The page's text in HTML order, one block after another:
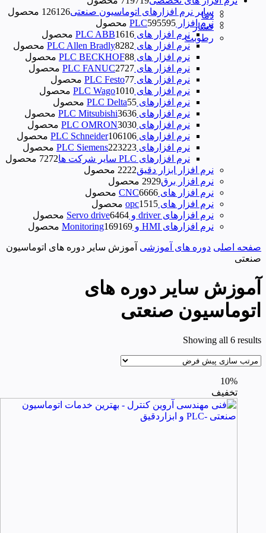
دما
فشار
رطوبت
سایر نرم افزارهای اتوماسیون صنعتی
126126 محصول
نرم افزار PLC
595595 محصول
نرم افزار های PLC ABB
1616 محصول
نرم افزار های PLC Allen Bradly
8282 محصول
نرم افزار های PLC BECKHOF
88 محصول
نرم افزار های PLC FANUC
2727 محصول
نرم افزار های PLC Festo
77 محصول
نرم افزار های PLC Wago
1010 محصول
نرم‌ افزارهای PLC Delta
55 محصول
نرم افزارهای PLC Mitsubishi
3636 محصول
نرم افزارهای PLC OMRON
3030 محصول
نرم افزارهای PLC Schneider
106106 محصول
نرم افزارهای PLC Siemens
223223 محصول
نرم افزارهای PLC سایر شرکت ها
7272 محصول
نرم افزار ابزار دقیق
2222 محصول
نرم افزار برق
2929 محصول
نرم افزار های CNC
6666 محصول
نرم افزار های opc
1515 محصول
نرم افزارهای driver و Servo drive
6464 محصول
نرم افزارهای HMI و Monitoring
169169 محصول
صفحه اصلی دوره های آموزشی آموزش سایر دوره های اتوماسیون
صنعتی
آموزش سایر دوره های
اتوماسیون صنعتی
Showing all 6 results
10%
تخفیف